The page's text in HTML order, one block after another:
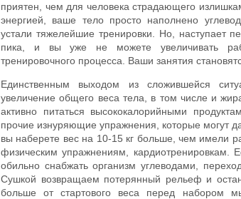
приятен, чем для человека страдающего
энергией, ваше тело просто наполнено
устали тяжелейшие тренировки. Но, наступает
пика, и вы уже не можете увеличивать
тренировочного процесса. Ваши занятия
Единственным выходом из сложившейся
увеличение общего веса тела, в том числе и
активно питаться высококалорийными
прочие изнуряющие упражнения, которые могут
вы наберете вес на 10-15 кг больше, чем имели
физическим упражнениям, кардиотренировкам.
обильно снабжать организм углеводами,
Сушкой возвращаем потерянный рельеф и
больше от стартового веса перед набором